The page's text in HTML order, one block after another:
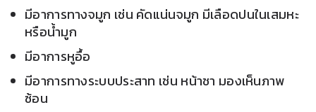
มีอาการทางจมูก เช่น คัดแน่นจมูก มีเลือดปนในเสมหะ
หรือน้ำมูก
มีอาการหูอื้อ
มีอาการทางระบบประสาท เช่น หน้าชา มองเห็นภาพ
ซ้อน